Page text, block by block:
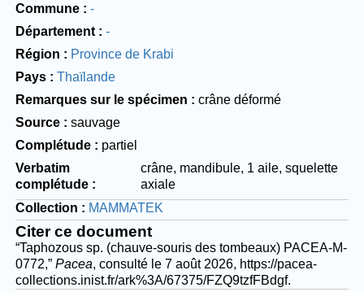
Commune
-
Département
-
Région
Province de Krabi
Pays
Thaïlande
Remarques sur le spécimen
crâne déformé
Source
sauvage
Complétude
partiel
Verbatim
complétude
crâne, mandibule, 1 aile, squelette
axiale
Collection
MAMMATEK
Citer ce document
“Taphozous sp. (chauve-souris des tombeaux) PACEA-M-
0772,” Pacea, consulté le 7 août 2026, https://pacea-
collections.inist.fr/ark%3A/67375/FZQ9tzfFBdgf.